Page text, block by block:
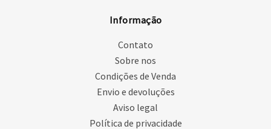
Informação
Contato
Sobre nos
Condições de Venda
Envio e devoluções
Aviso legal
Política de privacidade